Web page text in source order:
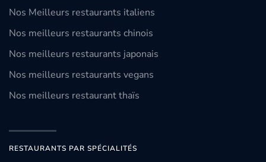
Nos Meilleurs restaurants italiens
Nos meilleurs restaurants chinois
Nos meilleurs restaurants japonais
Nos meilleurs restaurants vegans
Nos meilleurs restaurant thaïs
RESTAURANTS PAR SPÉCIALITÉS